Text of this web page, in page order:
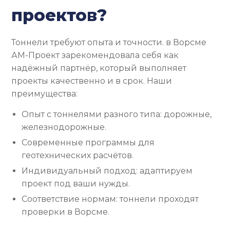
проектов?
Тоннели требуют опыта и точности. в Ворсме
АМ-Проект зарекомендовала себя как
надёжный партнёр, который выполняет
проекты качественно и в срок. Наши
преимущества:
Опыт с тоннелями разного типа: дорожные,
железнодорожные.
Современные программы для
геотехнических расчётов.
Индивидуальный подход: адаптируем
проект под ваши нужды.
Соответствие нормам: тоннели проходят
проверки в Ворсме.